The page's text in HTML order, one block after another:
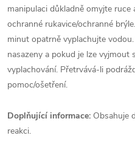
manipulaci důkladně omyjte ruce
ochranné rukavice/ochranné
minut opatrně vyplachujte
nasazeny a pokud je lze vyjmout
vyplachování. Přetrvává-li
pomoc/ošetření.
Doplňující informace: Obsahuje
reakci.